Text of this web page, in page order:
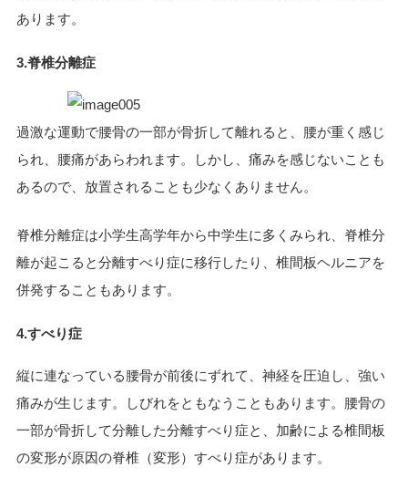
あります。
3.脊椎分離症
過激な運動で腰骨の一部が骨折して離れると、腰が重く感じ
られ、腰痛があらわれます。しかし、痛みを感じないことも
あるので、放置されることも少なくありません。
脊椎分離症は小学生高学年から中学生に多くみられ、脊椎分
離が起こると分離すべり症に移行したり、椎間板ヘルニアを
併発することもあります。
4.すべり症
縦に連なっている腰骨が前後にずれて、神経を圧迫し、強い
痛みが生じます。しびれをともなうこともあります。腰骨の
一部が骨折して分離した分離すべり症と、加齢による椎間板
の変形が原因の脊椎（変形）すべり症があります。